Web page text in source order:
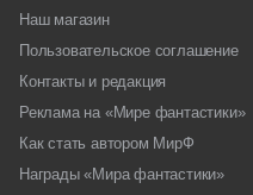
Наш магазин
Пользовательское соглашение
Контакты и редакция
Реклама на «Мире фантастики»
Как стать автором МирФ
Награды «Мира фантастики»